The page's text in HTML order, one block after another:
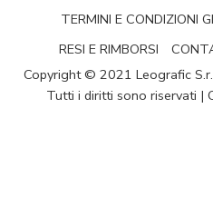
TERMINI E CONDIZIONI
RESI E RIMBORSI
Copyright © 2021 Leografic
Tutti i diritti sono riservati |